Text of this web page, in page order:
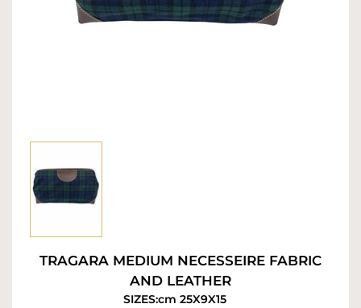
TRAGARA MEDIUM NECESSEIRE FABRIC
AND LEATHER
SIZES:cm 25X9X15